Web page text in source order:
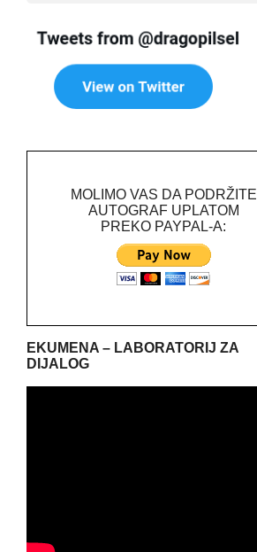
MOLIMO VAS DA PODRŽITE
AUTOGRAF UPLATOM
PREKO PAYPAL-A:
EKUMENA – LABORATORIJ ZA
DIJALOG